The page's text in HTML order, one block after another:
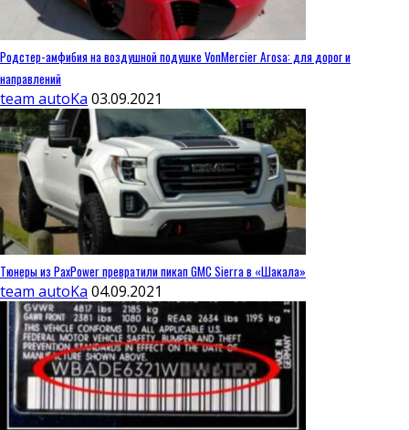
Родстер-амфибия на воздушной подушке VonMercier Arosa: для дорог и
направлений
team autoKa 03.09.2021
Тюнеры из PaxPower превратили пикап GMC Sierra в «Шакала»
team autoKa 04.09.2021